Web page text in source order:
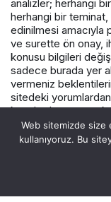
analizler; herhangi
herhangi bir
edinilmesi amacıyla
ve surette ön onay,
konusu bilgileri
sadece burada yer
vermeniz
sitedeki
konularda ortaya
çalışanlarının
© Telif Hakkı 2026,
Web sitemizde size
kullanıyoruz. Bu